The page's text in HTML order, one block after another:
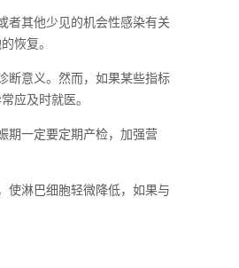
者其他少见的机会性感染有关
恢复。
断意义。然而，如果某些指标
应及时就医。
期一定要定期产检，加强营
使淋巴细胞轻微降低，如果与